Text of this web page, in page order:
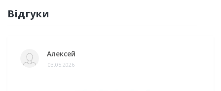
Відгуки
Алексей
03.05.2026